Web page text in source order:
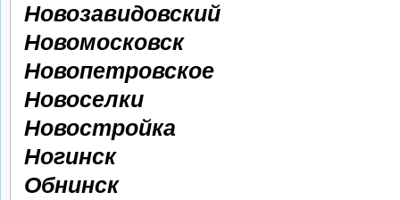
Новозавидовский
Новомосковск
Новопетровское
Новоселки
Новостройка
Ногинск
Обнинск